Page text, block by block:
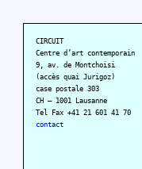
CIRCUIT
Centre d’art contemporain
9, av. de Montchoisi
(accès quai Jurigoz)
case postale 303
CH – 1001 Lausanne
Tel Fax +41 21 601 41 70
contact